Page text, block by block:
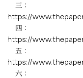
三：
https://
四：
https://
五：
https://
六：